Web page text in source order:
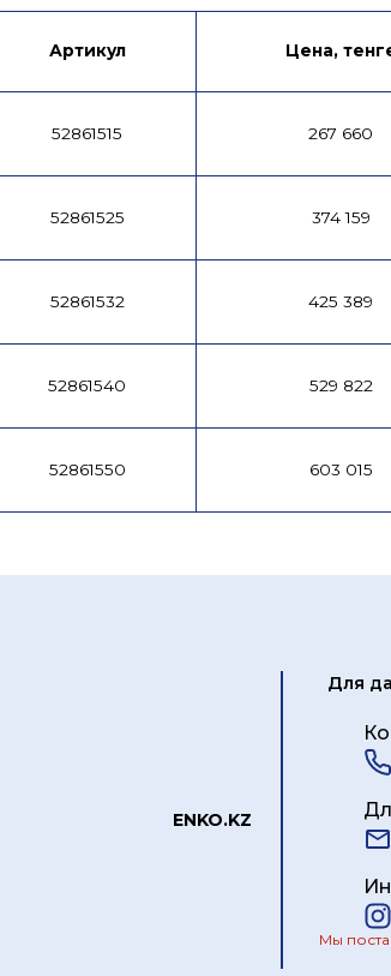
Артикул Цена,
52861515 267 660
52861525 374 159
52861532 425 389
52861540 529 822
52861550 603 015
ЕNKO.KZ
Для
Мы